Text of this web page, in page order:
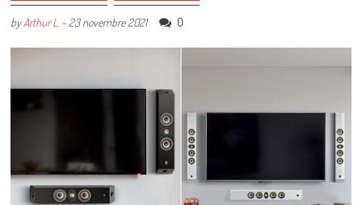
byArthur L. -23 novembre 2021 0